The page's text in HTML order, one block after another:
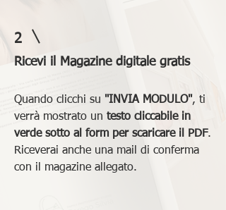
2
Ricevi il Magazine digitale gratis
Quando clicchi su "INVIA MODULO", ti
verrà mostrato un testo cliccabile in
verde sotto al form per scaricare il PDF.
Riceverai anche una mail di conferma
con il magazine allegato.